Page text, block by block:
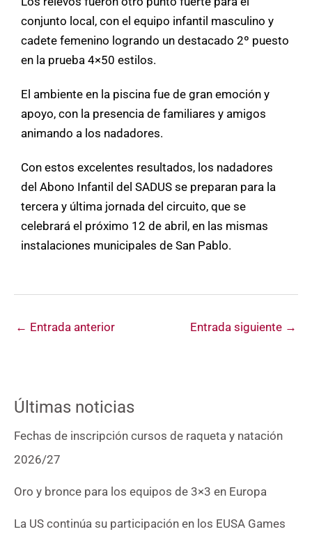
conjunto local, con el equipo infantil masculino y
cadete femenino logrando un destacado 2º puesto
en la prueba 4×50 estilos.
El ambiente en la piscina fue de gran emoción y
apoyo, con la presencia de familiares y amigos
animando a los nadadores.
Con estos excelentes resultados, los nadadores
del Abono Infantil del SADUS se preparan para la
tercera y última jornada del circuito, que se
celebrará el próximo 12 de abril, en las mismas
instalaciones municipales de San Pablo.
← Entrada anterior Entrada siguiente →
Últimas noticias
Fechas de inscripción cursos de raqueta y natación
2026/27
Oro y bronce para los equipos de 3×3 en Europa
La US continúa su participación en los EUSA Games